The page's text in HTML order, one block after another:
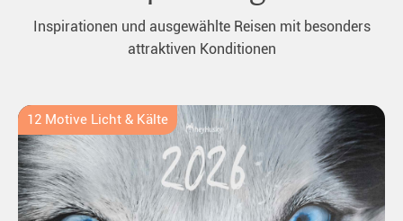
Inspirationen und ausgewählte Reisen mit besonders
attraktiven Konditionen
12 Motive Licht & Kälte